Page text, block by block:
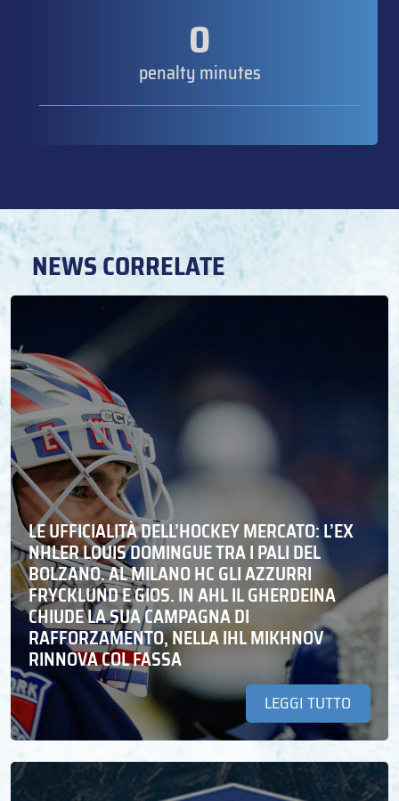
0
penalty minutes
NEWS CORRELATE
LE UFFICIALITÀ DELL’HOCKEY MERCATO: L’EX
NHLER LOUIS DOMINGUE TRA I PALI DEL
BOLZANO. AL MILANO HC GLI AZZURRI
FRYCKLUND E GIOS. IN AHL IL GHERDEINA
CHIUDE LA SUA CAMPAGNA DI
RAFFORZAMENTO, NELLA IHL MIKHNOV
RINNOVA COL FASSA
LEGGI TUTTO